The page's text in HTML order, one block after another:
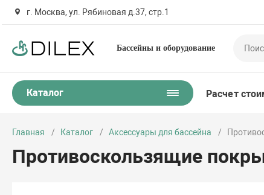
г. Москва, ул. Рябиновая д.37, стр.1
Бассейны и оборудование
Каталог Расчет
Главная Каталог Аксессуары для бассейна
Противоскользящие